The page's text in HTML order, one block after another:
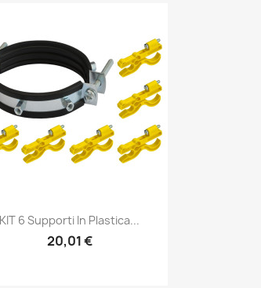
Anteprima
KIT 6 Supporti In Plastica...
20,01 €